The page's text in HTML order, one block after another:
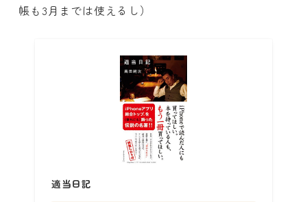
帳も3月までは使えるし）
適当日記